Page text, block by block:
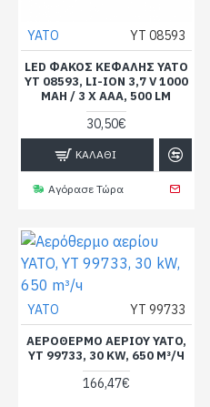
YATO YT 08593
LED ΦΑΚΌΣ ΚΕΦΑΛΉΣ YATO
YT 08593, LI-ION 3,7 V 1000
MAH / 3 X AAA, 500 LM
30,50€
ΚΑΛΆΘΙ
Αγόρασε Τώρα
YATO YT 99733
ΑΕΡΌΘΕΡΜΟ ΑΕΡΊΟΥ YATO,
YT 99733, 30 KW, 650 M³/Ч
166,47€